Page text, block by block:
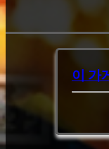
이 가